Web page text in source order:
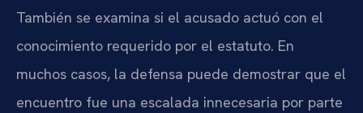
También se examina si el acusado actuó con el
conocimiento requerido por el estatuto. En
muchos casos, la defensa puede demostrar que el
encuentro fue una escalada innecesaria por parte